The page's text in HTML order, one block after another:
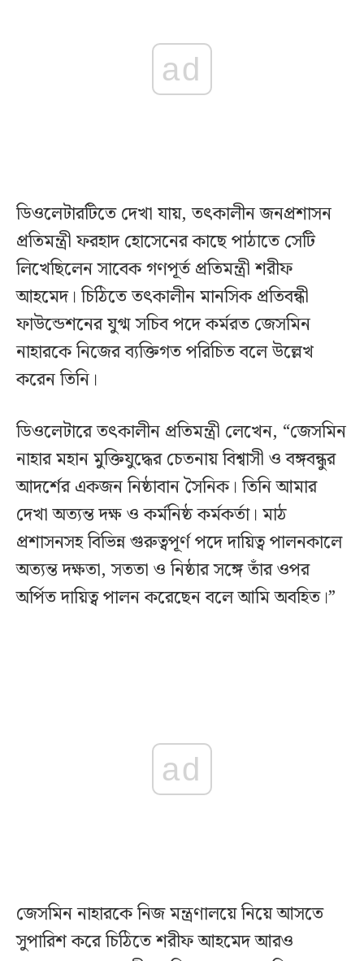
ad
ডিওলেটারটিতে দেখা যায়, তৎকালীন জনপ্রশাসন
প্রতিমন্ত্রী ফরহাদ হোসেনের কাছে পাঠাতে সেটি
লিখেছিলেন সাবেক গণপূর্ত প্রতিমন্ত্রী শরীফ
আহমেদ। চিঠিতে তৎকালীন মানসিক প্রতিবন্ধী
ফাউন্ডেশনের যুগ্ম সচিব পদে কর্মরত জেসমিন
নাহারকে নিজের ব্যক্তিগত পরিচিত বলে উল্লেখ
করেন তিনি।
ডিওলেটারে তৎকালীন প্রতিমন্ত্রী লেখেন, “জেসমিন
নাহার মহান মুক্তিযুদ্ধের চেতনায় বিশ্বাসী ও বঙ্গবন্ধুর
আদর্শের একজন নিষ্ঠাবান সৈনিক। তিনি আমার
দেখা অত্যন্ত দক্ষ ও কর্মনিষ্ঠ কর্মকর্তা। মাঠ
প্রশাসনসহ বিভিন্ন গুরুত্বপূর্ণ পদে দায়িত্ব পালনকালে
অত্যন্ত দক্ষতা, সততা ও নিষ্ঠার সঙ্গে তাঁর ওপর
অর্পিত দায়িত্ব পালন করেছেন বলে আমি অবহিত।”
ad
জেসমিন নাহারকে নিজ মন্ত্রণালয়ে নিয়ে আসতে
সুপারিশ করে চিঠিতে শরীফ আহমেদ আরও